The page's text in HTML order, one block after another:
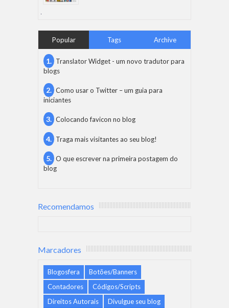
Popular Tags Archive
Translator Widget - um novo tradutor para
blogs
Como usar o Twitter – um guia para
iniciantes
Colocando favicon no blog
Traga mais visitantes ao seu blog!
O que escrever na primeira postagem do
blog
Recomendamos
Marcadores
Blogosfera
Botões/Banners
Contadores
Códigos/Scripts
Direitos Autorais
Divulgue seu blog